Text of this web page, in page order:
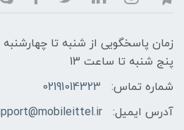
پنج شنبه تا ساعت 13
شماره تماس:
02191014323
آدرس ایمیل: